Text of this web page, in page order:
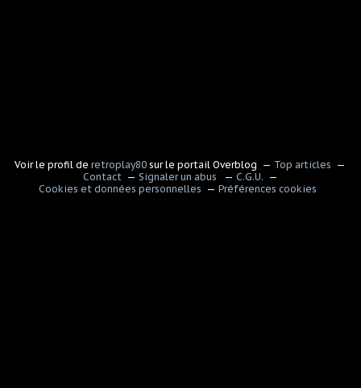
Voir le profil deretroplay80 sur le portail Overblog
Top articles
Contact
Signaler un abus
C.G.U.
Cookies et données personnelles
Préférences cookies